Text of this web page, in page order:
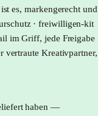
es, markengerecht und
· freiwilligen-kit
im Griff, jede Freigabe
vertraute Kreativpartner,
haben —